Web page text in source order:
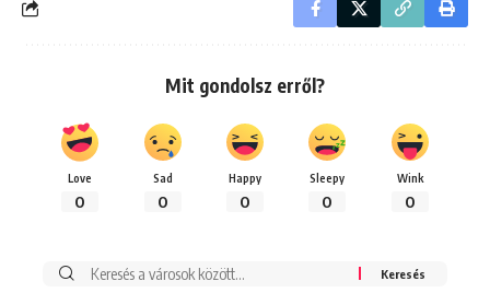
Mit gondolsz erről?
Love
0
Sad
0
Happy
0
Sleepy
0
Wink
0
Keresés: